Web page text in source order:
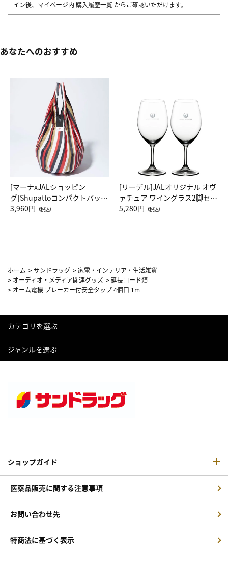
イン後、マイページ内 購入履歴一覧 からご確認いただけます。
あなたへのおすすめ
[マーナxJALショッピン
グ]Shupattoコンパクトバッグ
Drop JAL客室乗務員（LC）ス
3,960円 （税込）
[リーデル]JALオリジナル オヴ
ァチュア ワイングラス2脚セッ
ト（レッドワイン）
5,280円 （税込）
ホーム >サンドラッグ > 家電・インテリア・生活雑貨
> オーディオ・メディア関連グッズ >延長コード類
> オーム電機 ブレーカー付安全タップ 4個口 1m
カテゴリを選ぶ
ジャンルを選ぶ
ショップガイド
医薬品販売に関する注意事項
お問い合わせ先
特商法に基づく表示